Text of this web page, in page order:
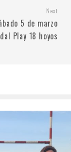
Next
5 de marzo
Play 18 hoyos